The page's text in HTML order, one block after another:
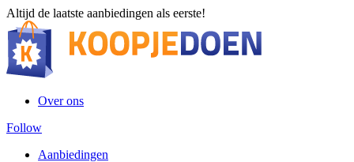
Altijd de laatste aanbiedingen als eerste!
Over ons
Follow
Aanbiedingen